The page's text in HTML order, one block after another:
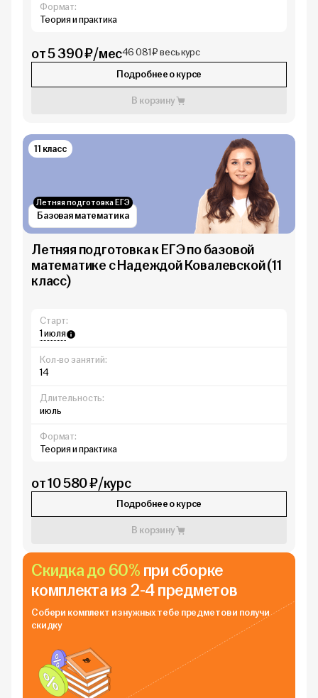
Формат:
Теория и практика
от 5 390 ₽/мес46 081 ₽ весь курс
Подробнее о курсе
В корзину
Базовая математика
Летняя подготовка ЕГЭ
11 класс
Летняя подготовка к ЕГЭ по базовой
математике с Надеждой Ковалевской (11
класс)
Старт:
1 июля
Кол-во занятий:
14
Длительность:
июль
Формат:
Теория и практика
от 10 580 ₽/курс
Подробнее о курсе
В корзину
Скидка до 60% при сборке
комплекта из 2-4 предметов
Собери комплект из нужных тебе предметов и получи
скидку